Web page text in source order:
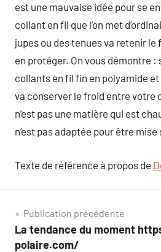
est une mauvaise idée pour se
collant en fil que l’on met
jupes ou des tenues va retenir le
en protéger. On vous démontre :
collants en fil fin en polyamide
va conserver le froid entre votre
n’est pas une matière qui est
n’est pas adaptée pour être mise
Texte de référence à propos de
Navigation
de
Publication précédente
La tendance du moment
polaire.com/